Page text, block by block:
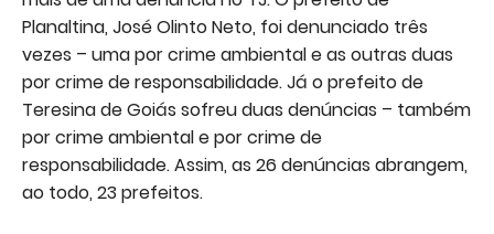
Planaltina, José Olinto Neto, foi denunciado três
vezes – uma por crime ambiental e as outras duas
por crime de responsabilidade. Já o prefeito de
Teresina de Goiás sofreu duas denúncias – também
por crime ambiental e por crime de
responsabilidade. Assim, as 26 denúncias abrangem,
ao todo, 23 prefeitos.